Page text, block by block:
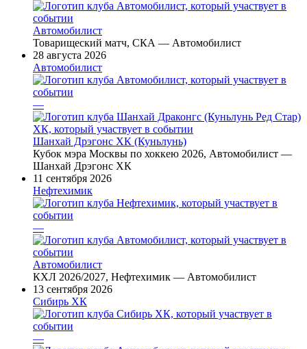
Автомобилист
Товарищеский матч, СКА — Автомобилист
28 августа 2026
Автомобилист
—
Шанхай Дрэгонс ХК (Куньлунь)
Кубок мэра Москвы по хоккею 2026, Автомобилист —
Шанхай Дрэгонс ХК
11 сентября 2026
Нефтехимик
—
Автомобилист
КХЛ 2026/2027, Нефтехимик — Автомобилист
13 сентября 2026
Сибирь ХК
—